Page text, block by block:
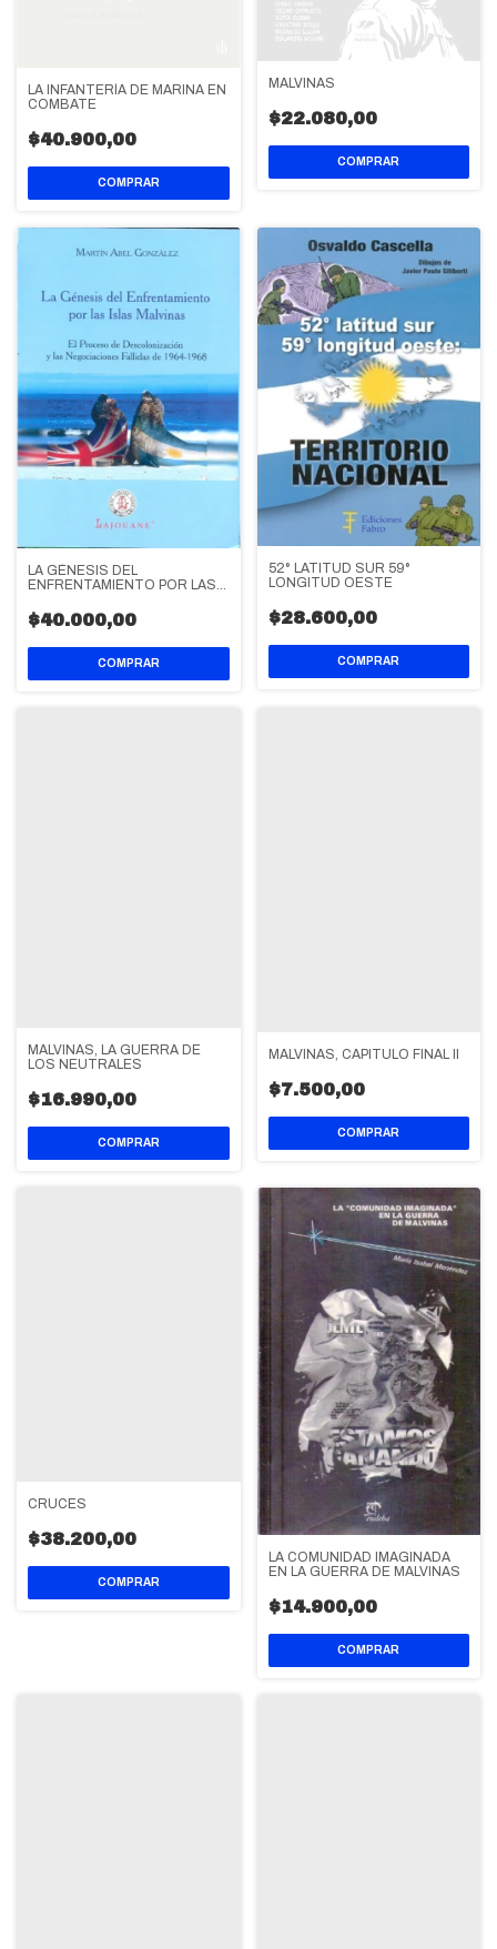
LA INFANTERÍA DE MARINA EN
COMBATE
$40.900,00
MALVINAS
$22.080,00
LA GÉNESIS DEL
ENFRENTAMIENTO POR LAS
$40.000,00
52° LATITUD SUR 59°
LONGITUD OESTE
$28.600,00
MALVINAS, LA GUERRA DE
LOS NEUTRALES
$16.990,00
MALVINAS, CAPITULO FINAL II
$7.500,00
CRUCES
$38.200,00
LA COMUNIDAD IMAGINADA
EN LA GUERRA DE MALVINAS
$14.900,00